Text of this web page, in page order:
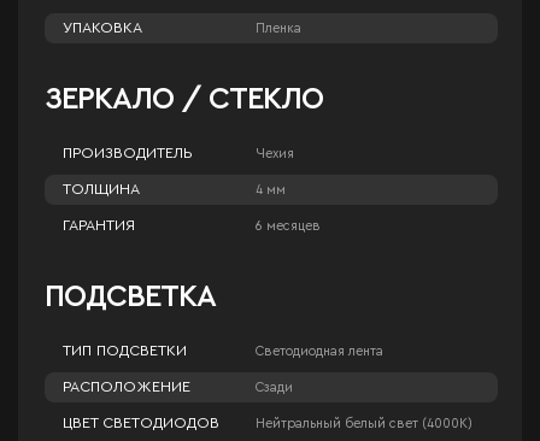
УПАКОВКА Пленка
ЗЕРКАЛО / СТЕКЛО
ПРОИЗВОДИТЕЛЬ Чехия
ТОЛЩИНА 4 мм
ГАРАНТИЯ 6 месяцев
ПОДСВЕТКА
ТИП ПОДСВЕТКИ Светодиодная лента
РАСПОЛОЖЕНИЕ Сзади
ЦВЕТ СВЕТОДИОДОВ Нейтральный белый свет (4000К)